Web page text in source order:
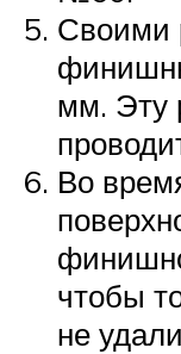
Своими
мм. Эту
Во
чтобы
не